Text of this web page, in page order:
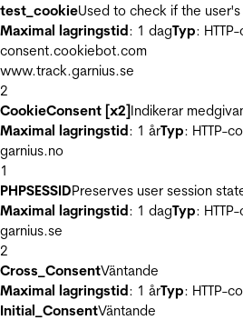
test_cookieUsed to check if the
Maximal lagringstid: 1 dagTyp:
consent.cookiebot.com
www.track.garnius.se
2
CookieConsent [x2]Indikerar
Maximal lagringstid: 1 årTyp: HTTP-
garnius.no
1
PHPSESSIDPreserves user session
Maximal lagringstid: 1 dagTyp:
garnius.se
2
Cross_ConsentVäntande
Maximal lagringstid: 1 årTyp: HTTP-
Initial_ConsentVäntande